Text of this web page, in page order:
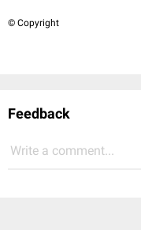
© Copyright
Feedback
Write a comment...